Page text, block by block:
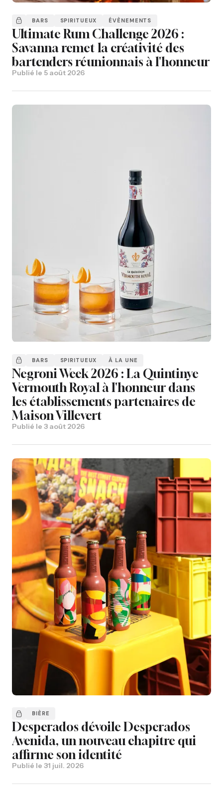
BARS SPIRITUEUX ÉVÈNEMENTS
Ultimate Rum Challenge 2026 :
Savanna remet la créativité des
bartenders réunionnais à l'honneur
Publié le 5 août 2026
BARS SPIRITUEUX À LA UNE
Negroni Week 2026 : La Quintinye
Vermouth Royal à l'honneur dans
les établissements partenaires de
Maison Villevert
Publié le 3 août 2026
BIÈRE
Desperados dévoile Desperados
Avenida, un nouveau chapitre qui
affirme son identité
Publié le 31 juil. 2026